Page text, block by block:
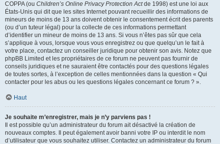
COPPA (ou Children’s Online Privacy Protection Actde 1998) est une loi aux
États-Unis qui dit que les sites Internet pouvant recueillir des informations de
mineurs de moins de 13 ans doivent obtenir le consentement écrit des parents
(ou d’un tuteur légal) pour la collecte de ces informations permettant
d’identifier un mineur de moins de 13 ans. Si vous n’êtes pas sûr que cela
s’applique à vous, lorsque vous vous enregistrez ou que quelqu’un le fait à
votre place, contactez un conseiller juridique pour obtenir son avis. Notez que
phpBB Limited et les propriétaires de ce forum ne peuvent pas fournir de
conseils juridiques et ne sauraient être contactés pour des questions légales
de toutes sortes, à l’exception de celles mentionnées dans la question « Qui
contacter pour les abus ou les questions légales concernant ce forum ? ».
Haut
Je souhaite m’enregistrer, mais je n’y parviens pas !
Il est possible qu’un administrateur du forum ait désactivé la création de
nouveaux comptes. Il peut également avoir banni votre IP ou interdit le nom
d’utilisateur que vous souhaitez utiliser. Contactez un administrateur du forum